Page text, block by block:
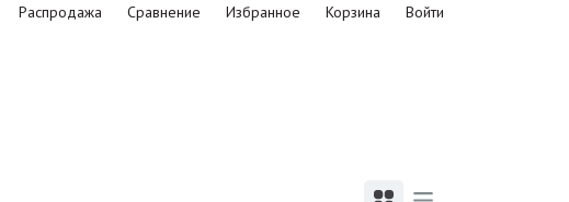
Распродажа Сравнение Избранное Корзина Войти